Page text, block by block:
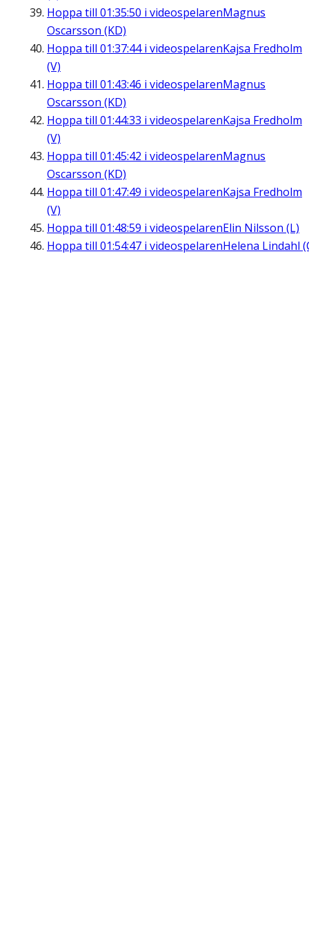
Hoppa till 01:35:50 i videospelarenMagnus
Oscarsson (KD)
Hoppa till 01:37:44i videospelarenKajsa Fredholm
(V)
Hoppa till 01:43:46 i videospelarenMagnus
Oscarsson (KD)
Hoppa till 01:44:33 i videospelarenKajsa Fredholm
(V)
Hoppa till 01:45:42 i videospelarenMagnus
Oscarsson (KD)
Hoppa till 01:47:49 i videospelarenKajsa Fredholm
(V)
Hoppa till 01:48:59 i videospelarenElin Nilsson (L)
Hoppa till 01:54:47 i videospelarenHelena Lindahl